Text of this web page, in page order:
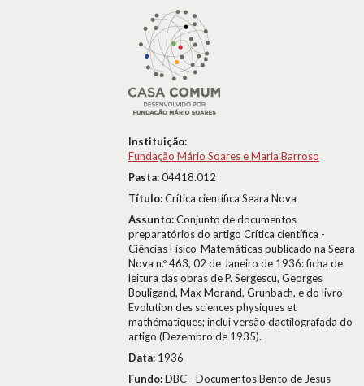
Instituição:
Fundação Mário Soares e Maria Barroso
Pasta:04418.012
Título:Crítica científica Seara Nova
Assunto:Conjunto de documentos
preparatórios do artigo Crítica científica -
Ciências Físico-Matemáticas publicado na Seara
Nova n.º 463, 02 de Janeiro de 1936: ficha de
leitura das obras de P. Sergescu, Georges
Bouligand, Max Morand, Grunbach, e do livro
Evolution des sciences physiques et
mathématiques; inclui versão dactilografada do
artigo (Dezembro de 1935).
Data: 1936
Fundo:DBC - Documentos Bento de Jesus